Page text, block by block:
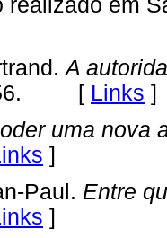
realizado em
A
[ Links ]
uma nova
]
Paul. Entre
]